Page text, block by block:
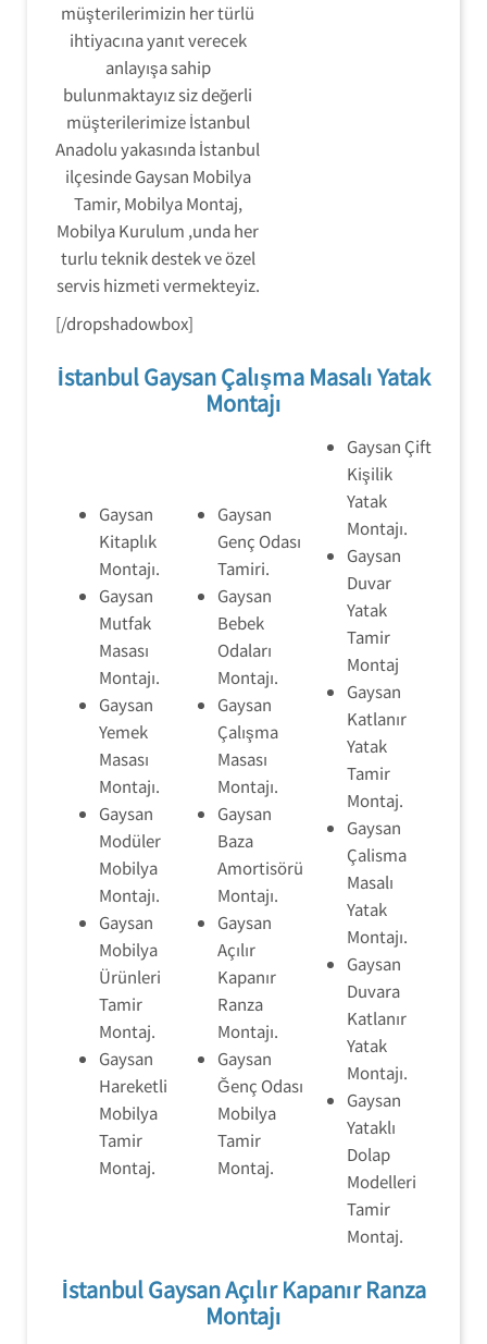
müşterilerimizin her türlü
ihtiyacına yanıt verecek
anlayışa sahip
bulunmaktayız siz değerli
müşterilerimize İstanbul
Anadolu yakasında İstanbul
ilçesinde Gaysan Mobilya
Tamir, Mobilya Montaj,
Mobilya Kurulum ,unda her
turlu teknik destek ve özel
servis hizmeti vermekteyiz.
[/dropshadowbox]
İstanbul Gaysan Çalışma Masalı Yatak
Montajı
Gaysan
Kitaplık
Montajı.
Gaysan
Mutfak
Masası
Montajı.
Gaysan
Yemek
Masası
Montajı.
Gaysan
Modüler
Mobilya
Montajı.
Gaysan
Mobilya
Ürünleri
Tamir
Montaj.
Gaysan
Hareketli
Mobilya
Tamir
Montaj.
Gaysan
Genç Odası
Tamiri.
Gaysan
Bebek
Odaları
Montajı.
Gaysan
Çalışma
Masası
Montajı.
Gaysan
Baza
Amortisörü
Montajı.
Gaysan
Açılır
Kapanır
Ranza
Montajı.
Gaysan
Ğenç Odası
Mobilya
Tamir
Montaj.
Gaysan Çift
Kişilik
Yatak
Montajı.
Gaysan
Duvar
Yatak
Tamir
Montaj
Gaysan
Katlanır
Yatak
Tamir
Montaj.
Gaysan
Çalisma
Masalı
Yatak
Montajı.
Gaysan
Duvara
Katlanır
Yatak
Montajı.
Gaysan
Yataklı
Dolap
Modelleri
Tamir
Montaj.
İstanbul Gaysan Açılır Kapanır Ranza
Montajı